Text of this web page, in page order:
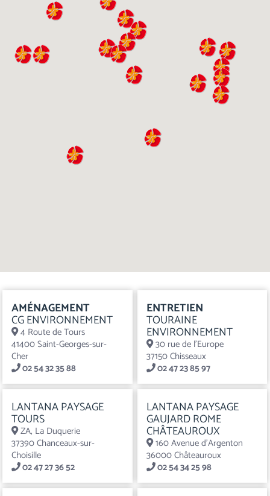
AMÉNAGEMENT
CG ENVIRONNEMENT
4 Route de Tours
41400 Saint-Georges-sur-
Cher
02 54 32 35 88
ENTRETIEN
TOURAINE
ENVIRONNEMENT
30 rue de l’Europe
37150 Chisseaux
02 47 23 85 97
LANTANA PAYSAGE
TOURS
ZA, La Duquerie
37390 Chanceaux-sur-
Choisille
02 47 27 36 52
LANTANA PAYSAGE
GAUJARD ROME
CHÂTEAUROUX
160 Avenue d'Argenton
36000 Châteauroux
02 54 34 25 98